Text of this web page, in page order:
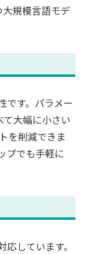
規模言語モデ
です。パラメー
大幅に小さい
を削減できま
プでも手軽に
しています。